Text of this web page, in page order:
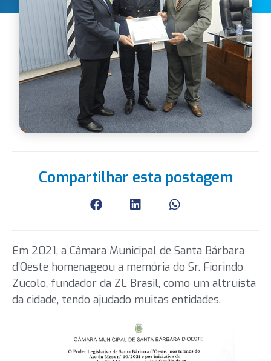
Compartilhar esta postagem
Em 2021, a Câmara Municipal de Santa Bárbara
d’Oeste homenageou a memória do Sr. Fiorindo
Zucolo, fundador da ZL Brasil, como um altruísta
da cidade, tendo ajudado muitas entidades.